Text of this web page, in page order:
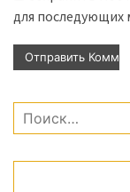
для последующих
Найти: